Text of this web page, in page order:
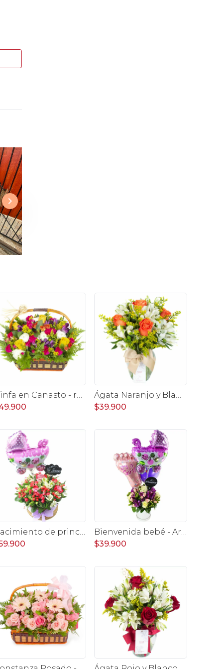
Ninfa en Canasto - rosas, miniclaveles, y astromelias
Ágata Naranjo y Blanco en florero - rosas, astromelias
$39.900
Nacimiento de princesa - Arreglo floral para nacimiento de niña en canasto con globo y pizarra
Bienvenida bebé - Arreglo floral con globos, rosas blanci, minirosas rosado, astromelias morado e hypericum
$39.900